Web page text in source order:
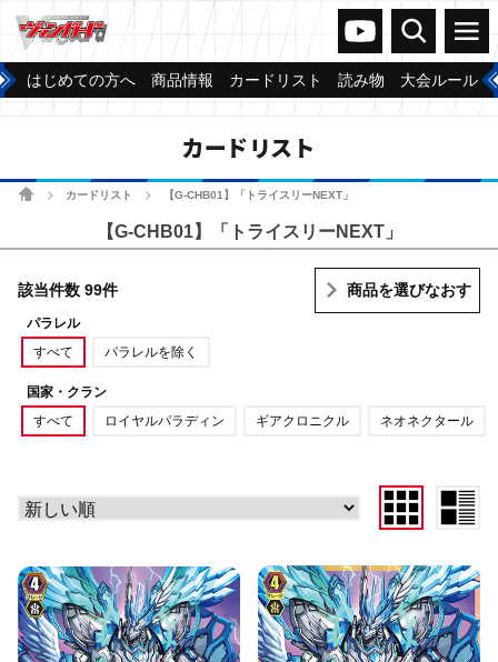
ヴァンガードch
検索 メニュー
はじめての方へ 商品情報 カードリスト 読み物 大会ルール
カードリスト
ホームカードリスト 【G-CHB01】「トライスリーNEXT」
【G-CHB01】「トライスリーNEXT」
該当件数 99件 商品を選びなおす
パラレル
すべて
パラレルを除く
国家・クラン
すべて
ロイヤルパラディン ギアクロニクル ネオネクタール